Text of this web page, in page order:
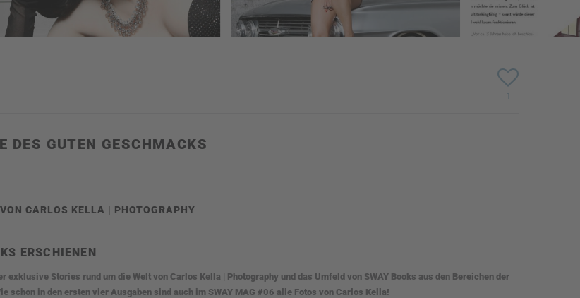
1
DES GUTEN GESCHMACKS
CARLOS KELLA | PHOTOGRAPHY
ERSCHIENEN
Stories rund um die Welt von Carlos Kella | Photography und das Umfeld von SWAY Books aus den Bereichen der
schon in den ersten vier Ausgaben sind auch im SWAY MAG #06 alle Fotos von Carlos Kella!